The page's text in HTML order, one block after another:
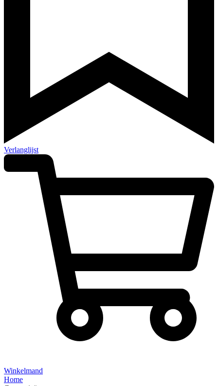
Verlanglijst
Winkelmand
Home